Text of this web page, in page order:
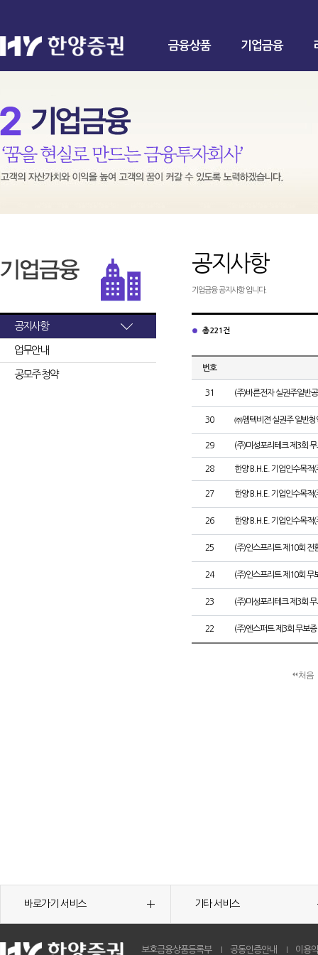
금융상품 기업금융
공지사항
업무안내
공모주 청약
공지사항
기업금융 공지사항 입니다.
총 221건
번호
31 (주)바른전자 실권주일반
30 ㈜엠텍비젼 실권주 일반청
29 (주)미성포리테크 제3회
28 한양 B.H.E. 기업인수목적
27 한양 B.H.E. 기업인수목
26 한양 B.H.E. 기업인수목적
25 (주)인스프리트 제10회 전
24 (주)인스프리트 제10회 무
23 (주)미성포리테크 제3회
22 (주)엔스퍼트 제3회 무보
처음
바로가기 서비스 기타 서비스
보호금융상품등록부 공동인증안내 이용